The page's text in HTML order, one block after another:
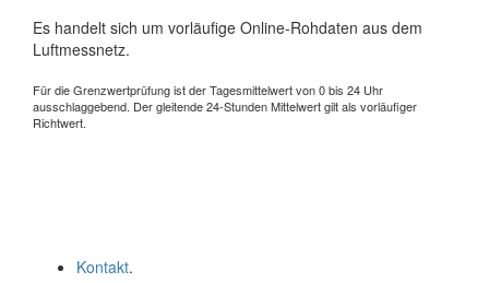
Es handelt sich um vorläufige Online-Rohdaten aus dem
Luftmessnetz.
Für die Grenzwertprüfung ist der Tagesmittelwert von 0 bis 24 Uhr
ausschlaggebend. Der gleitende 24-Stunden Mittelwert gilt als vorläufiger
Richtwert.
Kontakt.